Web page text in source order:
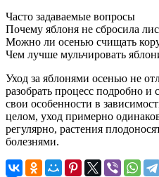
Часто задаваемые вопросы
Почему яблоня не сбросила
Можно ли осенью счищать
Чем лучше мульчировать
Уход за яблонями осенью не
разобрать процесс подробно и
свои особенности в
целом, уход примерно
регулярно, растения
болезнями.